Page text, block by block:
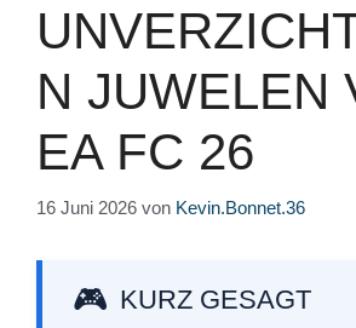
N JUWELEN
EA FC 26
16 Juni 2026 von Kevin.Bonnet.36
KURZ GESAGT